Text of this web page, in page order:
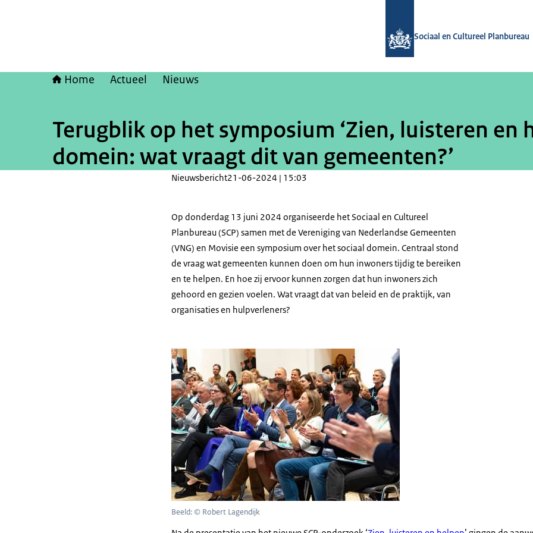
Sociaal en Cultureel Planbureau
Home Actueel Nieuws
Terugblik op het symposium ‘Zien, luisteren en
domein: wat vraagt dit van gemeenten?’
Nieuwsbericht21-06-2024 | 15:03
Op donderdag 13 juni 2024 organiseerde het Sociaal en Cultureel
Planbureau (SCP) samen met de Vereniging van Nederlandse Gemeenten
(VNG) en Movisie een symposium over het sociaal domein. Centraal stond
de vraag wat gemeenten kunnen doen om hun inwoners tijdig te bereiken
en te helpen. En hoe zij ervoor kunnen zorgen dat hun inwoners zich
gehoord en gezien voelen. Wat vraagt dat van beleid en de praktijk, van
organisaties en hulpverleners?
Beeld: © Robert Lagendijk